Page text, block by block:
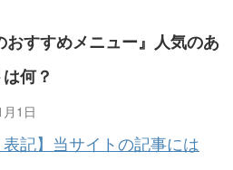
おすすめメニュー』人気のあ
何？
1日
表記】当サイトの記事には